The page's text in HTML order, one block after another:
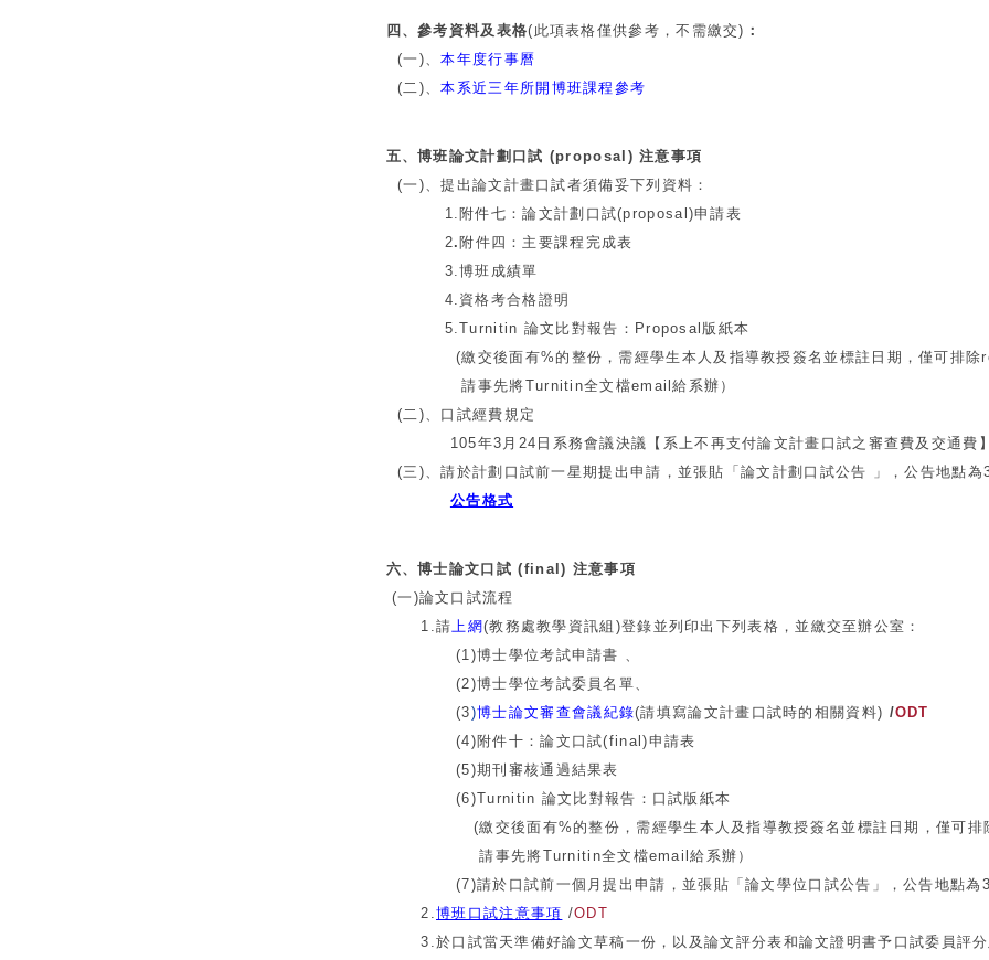
四、參考資料及表格(此項表格僅供參考，不需繳交) ：
(一)、本年度行事曆
(二)、本系近三年所開博班課程參考
五、博班論文計劃口試 (proposal) 注意事項
(一)、提出論文計畫口試者須備妥下列資料：
1.附件七：論文計劃口試(proposal)申請表
2. 附件四：主要課程完成表
3.博班成績單
4.資格考合格證明
5.Turnitin 論文比對報告：Proposal版紙本
(繳交後面有%的整份，需經學生本人及指導教授簽名並標註日期，僅可排除
請事先將Turnitin全文檔email給系辦）
(二)、口試經費規定
105年3月24日系務會議決議【系上不再支付論文計畫口試之審查費及交通費】
(三)、請於計劃口試前一星期提出申請，並張貼「論文計劃口試公告 」，公告地點
公告格式
六、博士論文口試 (final) 注意事項
(一)論文口試流程
1.請上網(教務處教學資訊組)登錄並列印出下列表格，並繳交至辦公室：
(1)博士學位考試申請書 、
(2)博士學位考試委員名單、
(3)博士論文審查會議紀錄(請填寫論文計畫口試時的相關資料) /ODT
(4)附件十：論文口試(final)申請表
(5)期刊審核通過結果表
(6)Turnitin 論文比對報告：口試版紙本
(繳交後面有%的整份，需經學生本人及指導教授簽名並標註日期，僅可排
請事先將Turnitin全文檔email給系辦）
(7)請於口試前一個月提出申請，並張貼「論文學位口試公告」，公告地點為
2.博班口試注意事項 /ODT
3.於口試當天準備好論文草稿一份，以及論文評分表和論文證明書予口試委員評